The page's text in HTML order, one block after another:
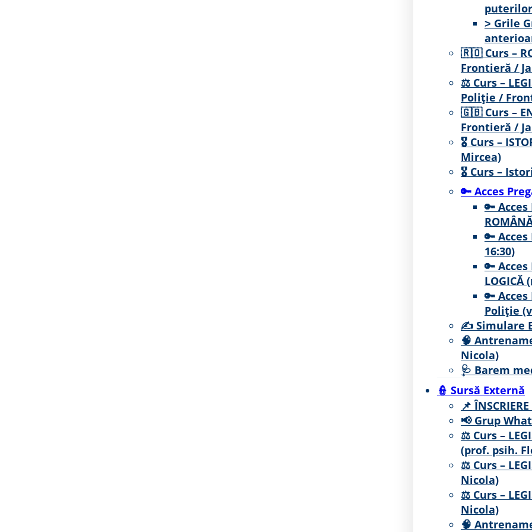
˃ Grile
🇷🇴 Curs –
Frontieră /
⚖ Curs –
Poliție /
🇬🇧 Curs –
Frontieră /
🎖️ Curs –
Mircea)
🎖️ Curs –
🔑 Acces
🔑
🔑
16:30)
🔑
LOGICĂ
🔑
Poliție
✍ Simulare
🧠
Nicola)
🩺 Barem
👮 Sursă Externă
📌
📢 Grup
⚖ Curs –
(prof. psih.
⚖ Curs –
Nicola)
⚖ Curs –
Nicola)
🧠